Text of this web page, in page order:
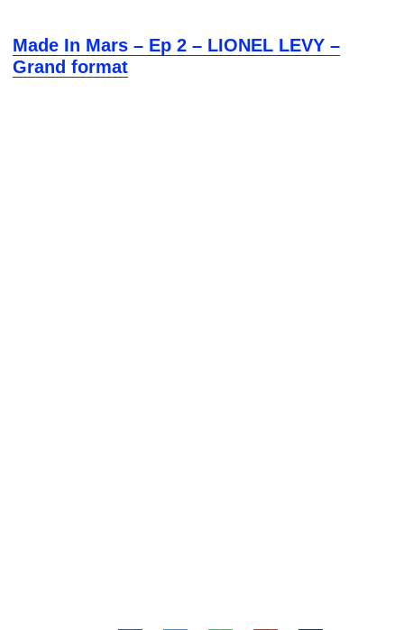
Made In Mars – Ep 2 – LIONEL LEVY –
Grand format